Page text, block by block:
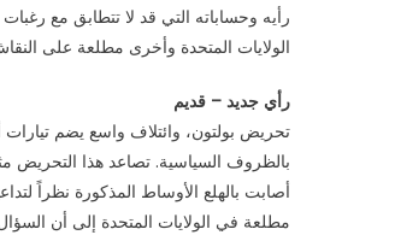
رأيه وحساباته التي قد لا تتطابق مع
الولايات المتحدة وأخرى مطلعة على
رأي جديد – قديم
تحريض بولتون، وائتلاف واسع يضم
بالظروف السياسية. تصاعد هذا التحريض
أصابت بالهلع الأوساط المذكورة نظراً
مطلعة في الولايات المتحدة إلى أن